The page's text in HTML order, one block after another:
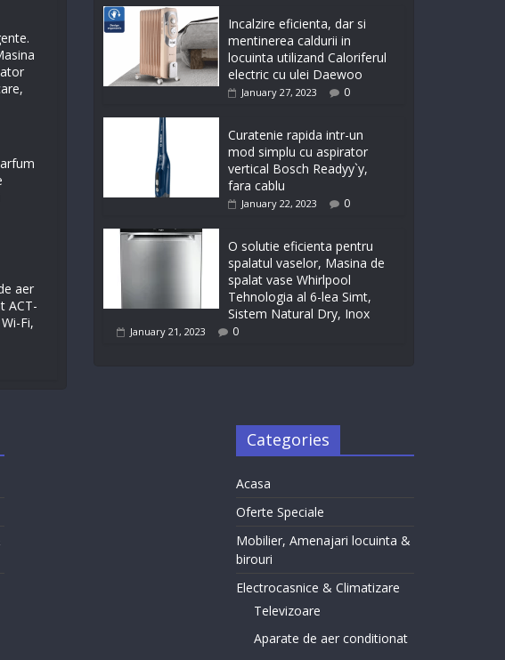
aer
ACT-
Fi,
Incalzire eficienta, dar si
mentinerea caldurii in
locuinta utilizand Caloriferul
electric cu ulei Daewoo
January 27, 2023 0
Curatenie rapida intr-un
mod simplu cu aspirator
vertical Bosch Readyy`y,
fara cablu
January 22, 2023 0
O solutie eficienta pentru
spalatul vaselor, Masina de
spalat vase Whirlpool
Tehnologia al 6-lea Simt,
Sistem Natural Dry, Inox
January 21, 2023 0
Categories
Acasa
Oferte Speciale
Mobilier, Amenajari locuinta &
birouri
Electrocasnice & Climatizare
Televizoare
Aparate de aer conditionat